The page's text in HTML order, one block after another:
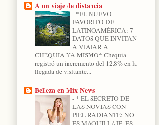
A un viaje de distancia
- *EL NUEVO
FAVORITO DE
LATINOAMÉRICA: 7
DATOS QUE INVITAN
A VIAJAR A
CHEQUIA YA MISMO* Chequia
registró un incremento del 12.8% en la
llegada de visitante...
Belleza en Mix News
- * EL SECRETO DE
LAS NOVIAS CON
PIEL RADIANTE: NO
ES MAQUILLAJE, ES